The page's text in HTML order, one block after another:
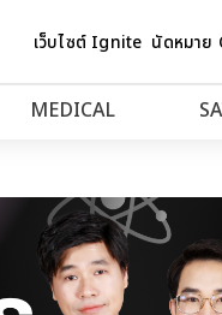
เว็บไซต์ Ignite นัดหมาย
MEDICAL